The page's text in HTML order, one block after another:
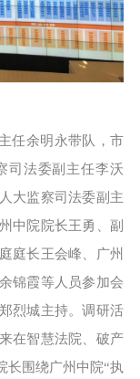
任余明永带队，市
司法委副主任李沃
大监察司法委副主
中院院长王勇、副
庭长王会峰、广州
锦霞等人员参加会
烈城主持。调研活
在智慧法院、破产
长围绕广州中院“执